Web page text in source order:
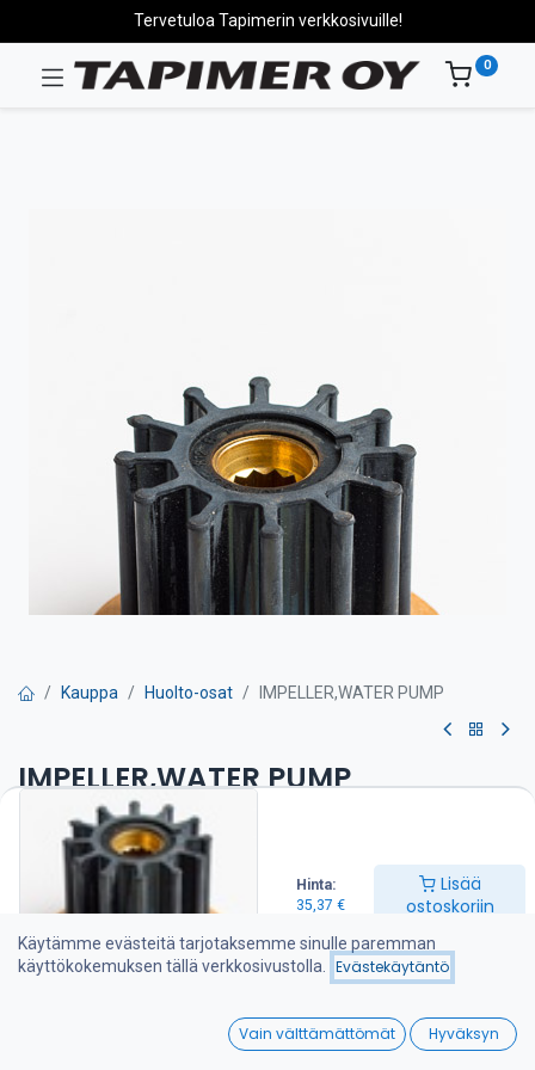
Hinta:
35,37 €
Lisää
ostoskoriin
Wishlist
Tervetuloa Tapimerin verkkosivuille!
0
Kauppa Huolto-osat IMPELLER,WATER PUMP
IMPELLER,WATER PUMP
Siipipyörä on suositeltava pitää varalla veneessä
€
Lisää ostoskoriin
Käytämme evästeitä tarjotaksemme sinulle paremman
käyttökokemuksen tällä verkkosivustolla.
Evästekäytäntö
Vain välttämättömät Hyväksyn